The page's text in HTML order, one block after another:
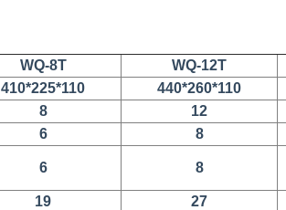
WQ-8T WQ-12T
410*225*110 440*260*110
8 12
6 8
6 8
19 27